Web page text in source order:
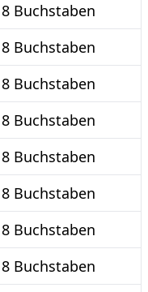
8 Buchstaben
8 Buchstaben
8 Buchstaben
8 Buchstaben
8 Buchstaben
8 Buchstaben
8 Buchstaben
8 Buchstaben